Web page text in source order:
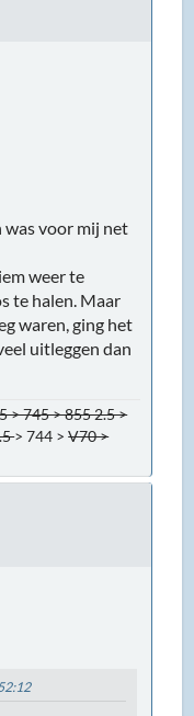
voor mij net
weer te
te halen. Maar
waren, ging het
uitleggen dan
> 745 > 855 2.5 >
> 744 >V70 >